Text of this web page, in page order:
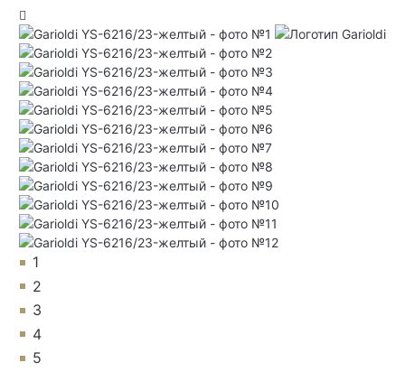
1
2
3
4
5